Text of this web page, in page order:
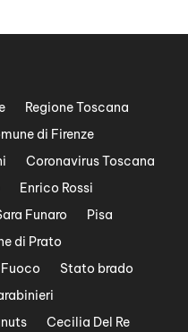
Regione Toscana
di Firenze
Coronavirus Toscana
Enrico Rossi
Funaro
Pisa
di Prato
Stato brado
Cecilia Del Re